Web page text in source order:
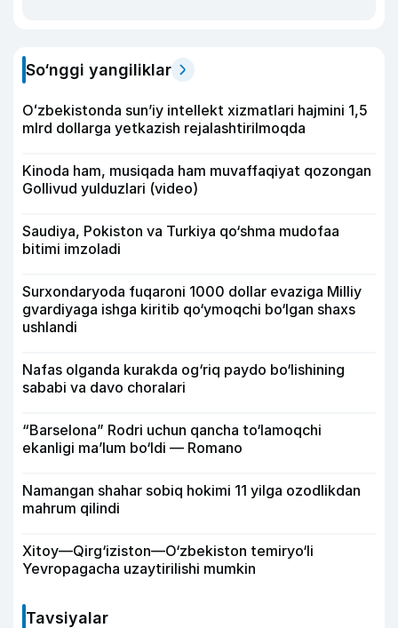
So‘nggi yangiliklar
Oʻzbekistonda sunʼiy intellekt xizmatlari hajmini 1,5
mlrd dollarga yetkazish rejalashtirilmoqda
Kinoda ham, musiqada ham muvaffaqiyat qozongan
Gollivud yulduzlari (video)
Saudiya, Pokiston va Turkiya qo‘shma mudofaa
bitimi imzoladi
Surxondaryoda fuqaroni 1000 dollar evaziga Milliy
gvardiyaga ishga kiritib qo‘ymoqchi bo‘lgan shaxs
ushlandi
Nafas olganda kurakda og‘riq paydo bo‘lishining
sababi va davo choralari
“Barselona” Rodri uchun qancha to‘lamoqchi
ekanligi ma’lum bo‘ldi — Romano
Namangan shahar sobiq hokimi 11 yilga ozodlikdan
mahrum qilindi
Xitoy—Qirg‘iziston—O‘zbekiston temiryo‘li
Yevropagacha uzaytirilishi mumkin
Tavsiyalar